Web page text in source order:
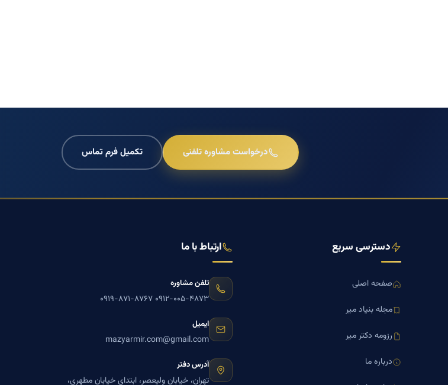
درخواست مشاوره تلفنی تکمیل فرم تماس
دسترسی سریع
صفحه اصلی
مجله بنیاد میر
رزومه دکتر میر
درباره ما
ارتباط با ما
تلفن مشاوره
۰۹۱۲-۰۰۵-۴۸۷۳ ۰۹۱۹-۸۷۱-۸۷۶۷
ایمیل
mazyarmir.com@gmail.com
آدرس دفتر
تهران، خیابان ولیعصر، ابتدای خیابان مطهری،